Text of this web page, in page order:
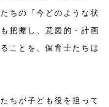
ちの「今どのような状
把握し、意図的・計画
ことを、保育士たちは
ちが子ども役を担って